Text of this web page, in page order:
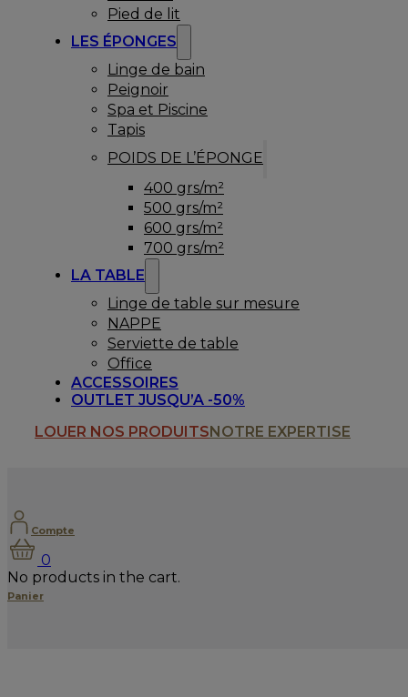
Pied de lit
LES ÉPONGES
Linge de bain
Peignoir
Spa et Piscine
Tapis
POIDS DE L’ÉPONGE
400 grs/m²
500 grs/m²
600 grs/m²
700 grs/m²
LA TABLE
Linge de table sur mesure
NAPPE
Serviette de table
Office
ACCESSOIRES
OUTLET JUSQU’A -50%
LOUER NOS PRODUITSNOTRE EXPERTISE
Compte
0
No products in the cart.
Panier